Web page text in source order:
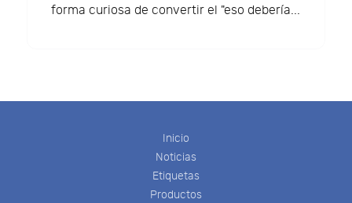
forma curiosa de convertir el "eso debería...
Inicio
Noticias
Etiquetas
Productos